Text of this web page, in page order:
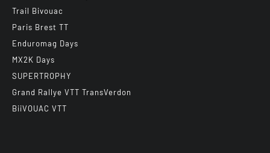
Trail Bivouac
Paris Brest TT
Enduromag Days
MX2K Days
SUPERTROPHY
Grand Rallye VTT TransVerdon
BiiVOUAC VTT